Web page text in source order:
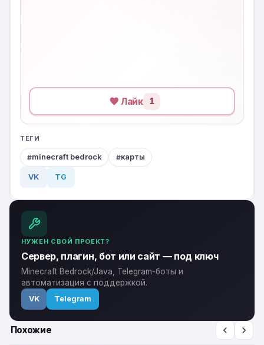
Лайк 1
ТЕГИ
minecraft bedrock карты
VK TG
НУЖЕН СВОЙ ПРОЕКТ?
Сервер, плагин, бот или сайт — под ключ
Minecraft Bedrock/Java, Telegram-боты и
автоматизация с поддержкой.
VK Telegram
Похожие